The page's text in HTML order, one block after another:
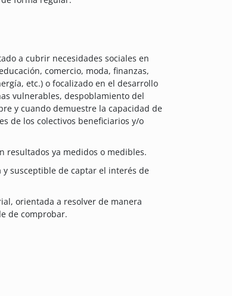
a cubrir necesidades sociales en
comercio, moda, finanzas,
etc.) o focalizado en el desarrollo
vulnerables, despoblamiento del
y cuando demuestre la capacidad de
de los colectivos beneficiarios y/o
resultados ya medidos o medibles.
susceptible de captar el interés de
orientada a resolver de manera
de comprobar.